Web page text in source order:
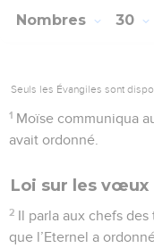
Nombres 30
Seuls les Évangiles sont
1 Moïse communiqua
avait ordonné.
Loi sur les vœux
2 Il parla aux chefs
que l’Eternel a